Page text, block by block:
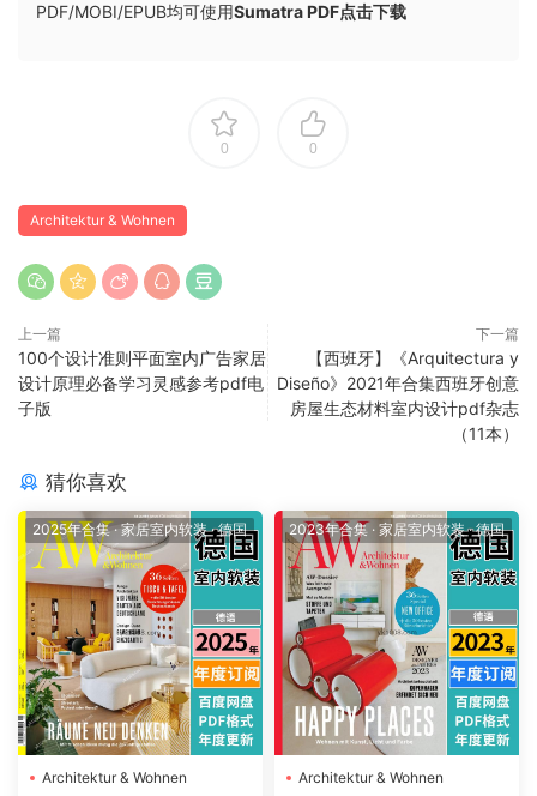
PDF/MOBI/EPUB均可使用Sumatra PDF点击下载
0 0
Architektur & Wohnen
上一篇
100个设计准则平面室内广告家居
设计原理必备学习灵感参考pdf电
子版
下一篇
【西班牙】《Arquitectura y
Diseño》2021年合集西班牙创意
房屋生态材料室内设计pdf杂志
（11本）
猜你喜欢
2025年合集·家居室内软装·德国
Architektur & Wohnen
2023年合集 · 家居室内软装·德国
Architektur & Wohnen